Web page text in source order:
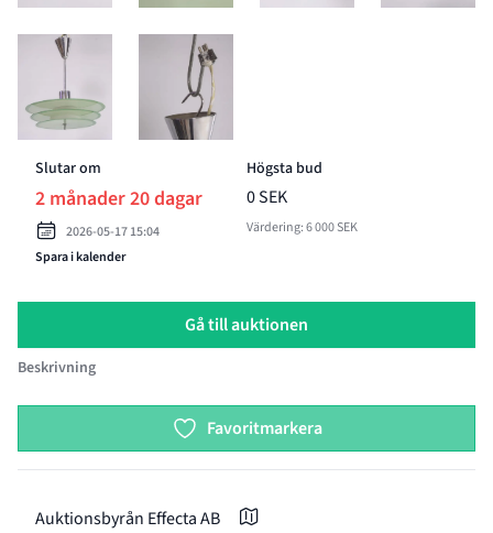
BILD 9 AV TAKARMATUR, METALL/GLAS, OIDENTIFIERAD
BILD 10 AV TAKARMATUR, METALL/GLAS,
Slutar om
2 månader 20 dagar
2026-05-17 15:04
Spara i kalender
Högsta bud
0 SEK
Värdering: 6 000 SEK
Gå till auktionen
Beskrivning
Favoritmarkera
Auktionsbyrån Effecta AB